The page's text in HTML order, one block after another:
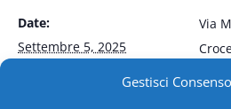
Gestisci
Date:
Settembre 5, 2025
Via